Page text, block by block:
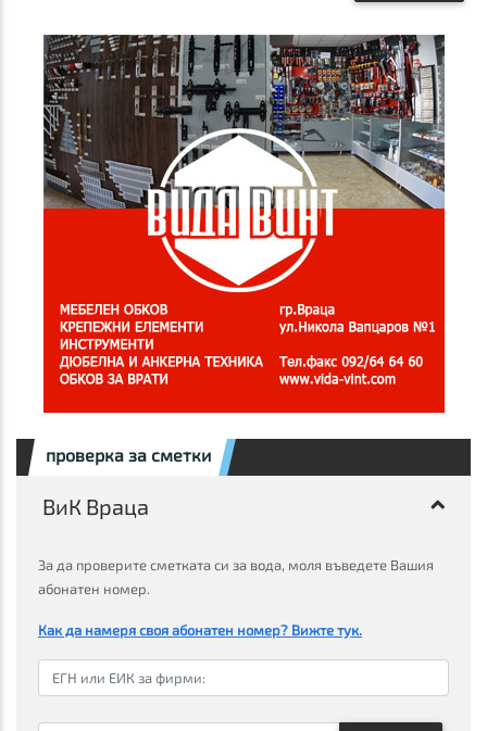
проверка за сметки
ВиК Враца
За да проверите сметката си за вода, моля въведете Вашия
абонатен номер.
Как да намеря своя абонатен номер? Вижте тук.